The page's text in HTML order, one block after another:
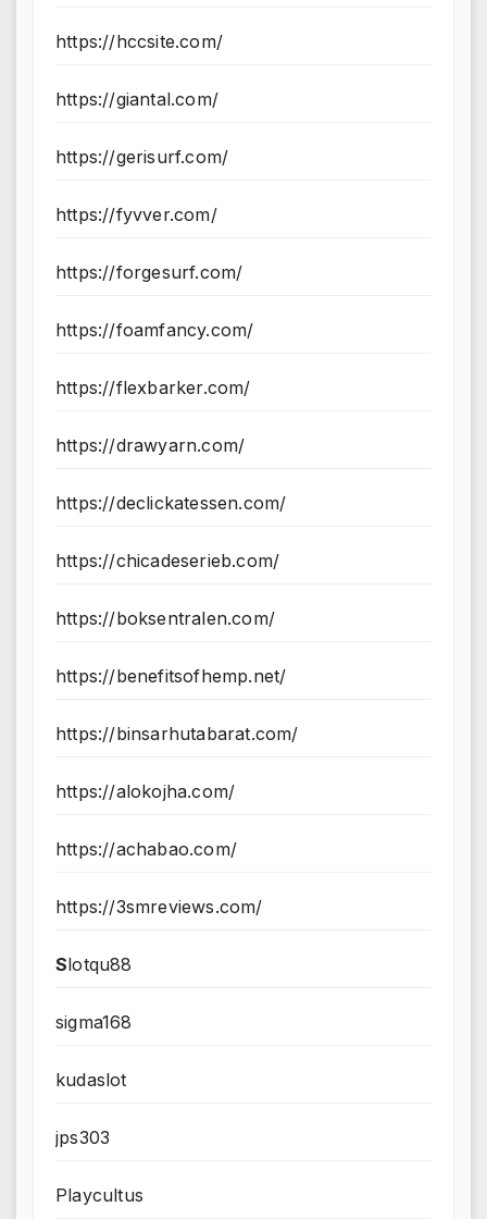
https://hccsite.com/
https://giantal.com/
https://gerisurf.com/
https://fyvver.com/
https://forgesurf.com/
https://foamfancy.com/
https://flexbarker.com/
https://drawyarn.com/
https://declickatessen.com/
https://chicadeserieb.com/
https://boksentralen.com/
https://benefitsofhemp.net/
https://binsarhutabarat.com/
https://alokojha.com/
https://achabao.com/
https://3smreviews.com/
Slotqu88
sigma168
kudaslot
jps303
Playcultus